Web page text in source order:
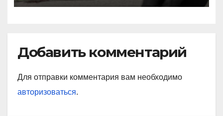
Добавить комментарий
Для отправки комментария вам необходимо
авторизоваться.